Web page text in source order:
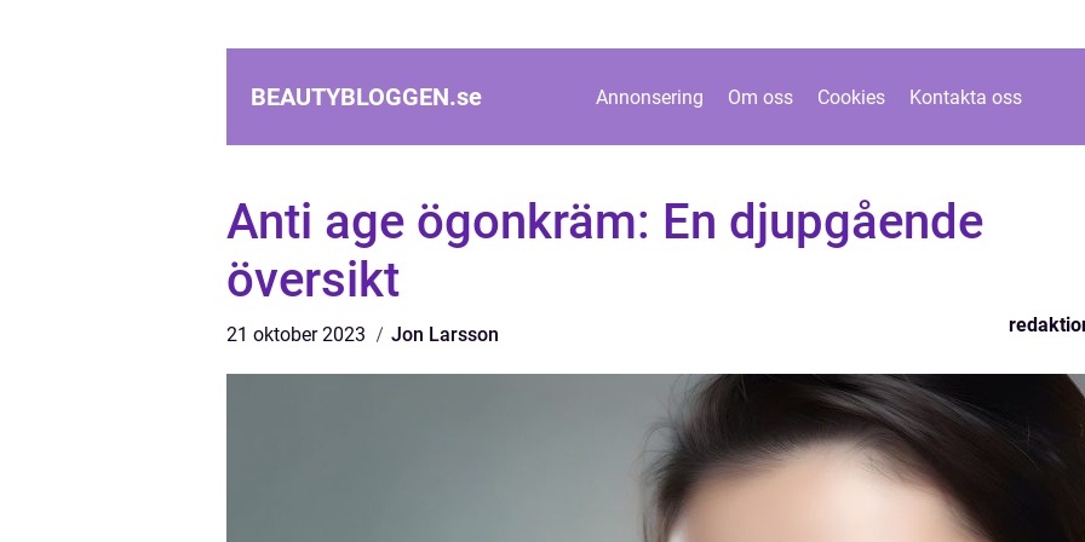
BEAUTYBLOGGEN.se Annonsering Om oss Cookies Kontakta oss
Anti age ögonkräm: En djupgående
översikt
21 oktober 2023 Jon Larsson